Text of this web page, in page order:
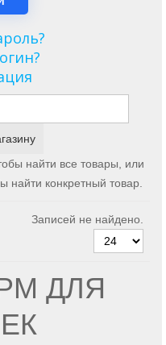
найти все товары, или
найти конкретный товар.
Записей не найдено.
ДЛЯ